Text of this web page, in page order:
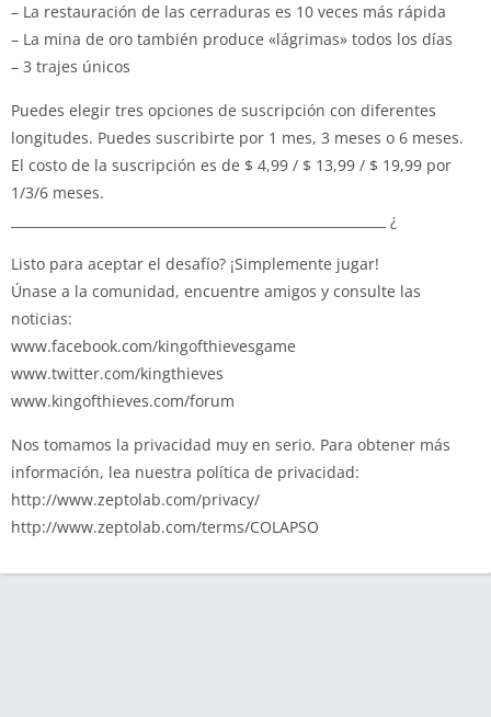
– La restauración de las cerraduras es 10 veces más rápida
– La mina de oro también produce «lágrimas» todos los días
– 3 trajes únicos
Puedes elegir tres opciones de suscripción con diferentes
longitudes. Puedes suscribirte por 1 mes, 3 meses o 6 meses.
El costo de la suscripción es de $ 4,99 / $ 13,99 / $ 19,99 por
1/3/6 meses.
_________________________________________________________ ¿
Listo para aceptar el desafío? ¡Simplemente jugar!
Únase a la comunidad, encuentre amigos y consulte las
noticias:
www.facebook.com/kingofthievesgame
www.twitter.com/kingthieves
www.kingofthieves.com/forum
Nos tomamos la privacidad muy en serio. Para obtener más
información, lea nuestra política de privacidad:
http://www.zeptolab.com/privacy/
http://www.zeptolab.com/terms/COLAPSO